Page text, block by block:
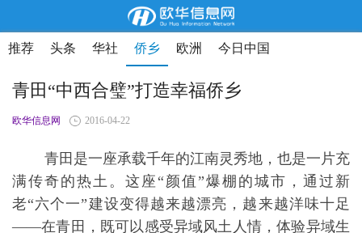
推荐 头条 华社 侨乡 欧洲 今日中国
青田“中西合璧”打造幸福侨乡
欧华信息网 2016-04-22
青田是一座承载千年的江南灵秀地，也是一片充
满传奇的热土。这座“颜值”爆棚的城市，通过新
老“六个一”建设变得越来越漂亮，越来越洋味十足
——在青田，既可以感受异域风土人情，体验异域生